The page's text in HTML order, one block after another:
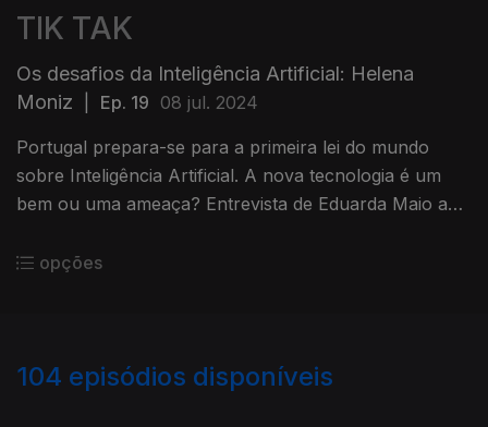
TIK TAK
Os desafios da Inteligência Artificial: Helena
Moniz
Ep. 19 08 jul. 2024
Portugal prepara-se para a primeira lei do mundo
sobre Inteligência Artificial. A nova tecnologia é um
bem ou uma ameaça? Entrevista de Eduarda Maio a
opções
104 episódios disponíveis